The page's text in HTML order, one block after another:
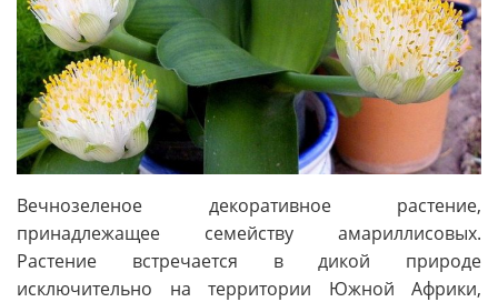
Вечнозеленое декоративное растение,
принадлежащее семейству амариллисовых.
Растение встречается в дикой природе
исключительно на территории Южной Африки,